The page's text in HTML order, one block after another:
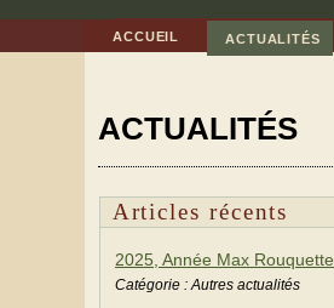
ACCUEIL ACTUALITÉS
ACTUALITÉS
Articles récents
2025, Année Max Rouquette
Catégorie : Autres actualités